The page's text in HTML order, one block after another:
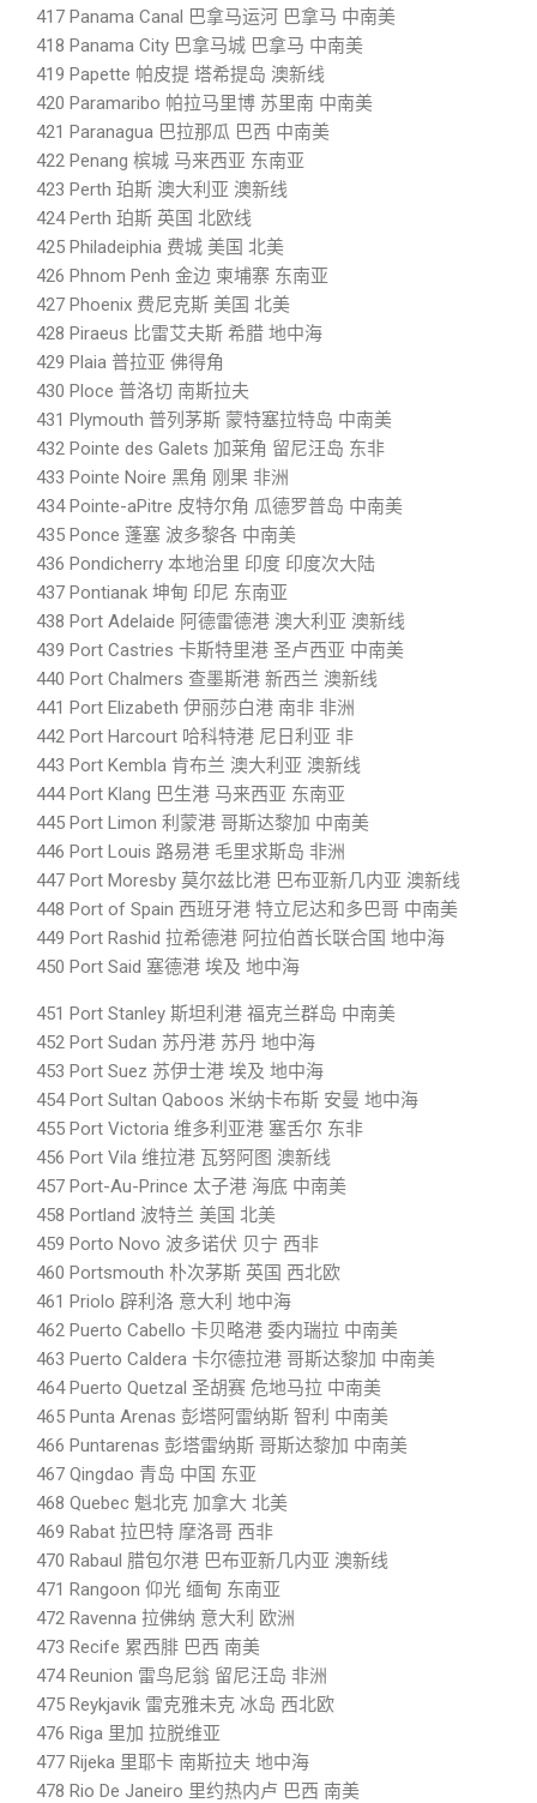
417 Panama Canal 巴拿马运河 巴拿马 中南美
418 Panama City 巴拿马城 巴拿马 中南美
419 Papette 帕皮提 塔希提岛 澳新线
420 Paramaribo 帕拉马里博 苏里南 中南美
421 Paranagua 巴拉那瓜 巴西 中南美
422 Penang 槟城 马来西亚 东南亚
423 Perth 珀斯 澳大利亚 澳新线
424 Perth 珀斯 英国 北欧线
425 Philadeiphia 费城 美国 北美
426 Phnom Penh 金边 柬埔寨 东南亚
427 Phoenix 费尼克斯 美国 北美
428 Piraeus 比雷艾夫斯 希腊 地中海
429 Plaia 普拉亚 佛得角
430 Ploce 普洛切 南斯拉夫
431 Plymouth 普列茅斯 蒙特塞拉特岛 中南美
432 Pointe des Galets 加莱角 留尼汪岛 东非
433 Pointe Noire 黑角 刚果 非洲
434 Pointe-aPitre 皮特尔角 瓜德罗普岛 中南美
435 Ponce 蓬塞 波多黎各 中南美
436 Pondicherry 本地治里 印度 印度次大陆
437 Pontianak 坤甸 印尼 东南亚
438 Port Adelaide 阿德雷德港 澳大利亚 澳新线
439 Port Castries 卡斯特里港 圣卢西亚 中南美
440 Port Chalmers 查墨斯港 新西兰 澳新线
441 Port Elizabeth 伊丽莎白港 南非 非洲
442 Port Harcourt 哈科特港 尼日利亚 非
443 Port Kembla 肯布兰 澳大利亚 澳新线
444 Port Klang 巴生港 马来西亚 东南亚
445 Port Limon 利蒙港 哥斯达黎加 中南美
446 Port Louis 路易港 毛里求斯岛 非洲
447 Port Moresby 莫尔兹比港 巴布亚新几内亚 澳新线
448 Port of Spain 西班牙港 特立尼达和多巴哥 中南美
449 Port Rashid 拉希德港 阿拉伯酋长联合国 地中海
450 Port Said 塞德港 埃及 地中海
451 Port Stanley 斯坦利港 福克兰群岛 中南美
452 Port Sudan 苏丹港 苏丹 地中海
453 Port Suez 苏伊士港 埃及 地中海
454 Port Sultan Qaboos 米纳卡布斯 安曼 地中海
455 Port Victoria 维多利亚港 塞舌尔 东非
456 Port Vila 维拉港 瓦努阿图 澳新线
457 Port-Au-Prince 太子港 海底 中南美
458 Portland 波特兰 美国 北美
459 Porto Novo 波多诺伏 贝宁 西非
460 Portsmouth 朴次茅斯 英国 西北欧
461 Priolo 辟利洛 意大利 地中海
462 Puerto Cabello 卡贝略港 委内瑞拉 中南美
463 Puerto Caldera 卡尔德拉港 哥斯达黎加 中南美
464 Puerto Quetzal 圣胡赛 危地马拉 中南美
465 Punta Arenas 彭塔阿雷纳斯 智利 中南美
466 Puntarenas 彭塔雷纳斯 哥斯达黎加 中南美
467 Qingdao 青岛 中国 东亚
468 Quebec 魁北克 加拿大 北美
469 Rabat 拉巴特 摩洛哥 西非
470 Rabaul 腊包尔港 巴布亚新几内亚 澳新线
471 Rangoon 仰光 缅甸 东南亚
472 Ravenna 拉佛纳 意大利 欧洲
473 Recife 累西腓 巴西 南美
474 Reunion 雷鸟尼翁 留尼汪岛 非洲
475 Reykjavik 雷克雅未克 冰岛 西北欧
476 Riga 里加 拉脱维亚
477 Rijeka 里耶卡 南斯拉夫 地中海
478 Rio De Janeiro 里约热内卢 巴西 南美